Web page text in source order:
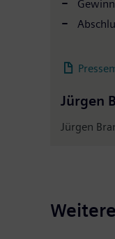
Jürgen
Jürgen